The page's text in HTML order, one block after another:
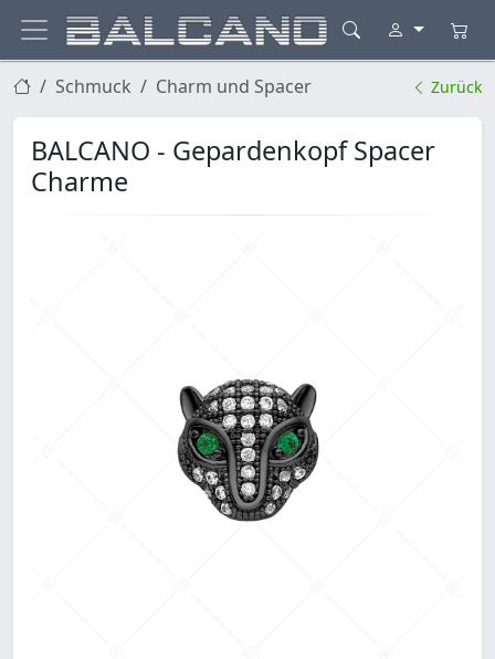
Schmuck Charm und Spacer Zurück
BALCANO - Gepardenkopf Spacer
Charme